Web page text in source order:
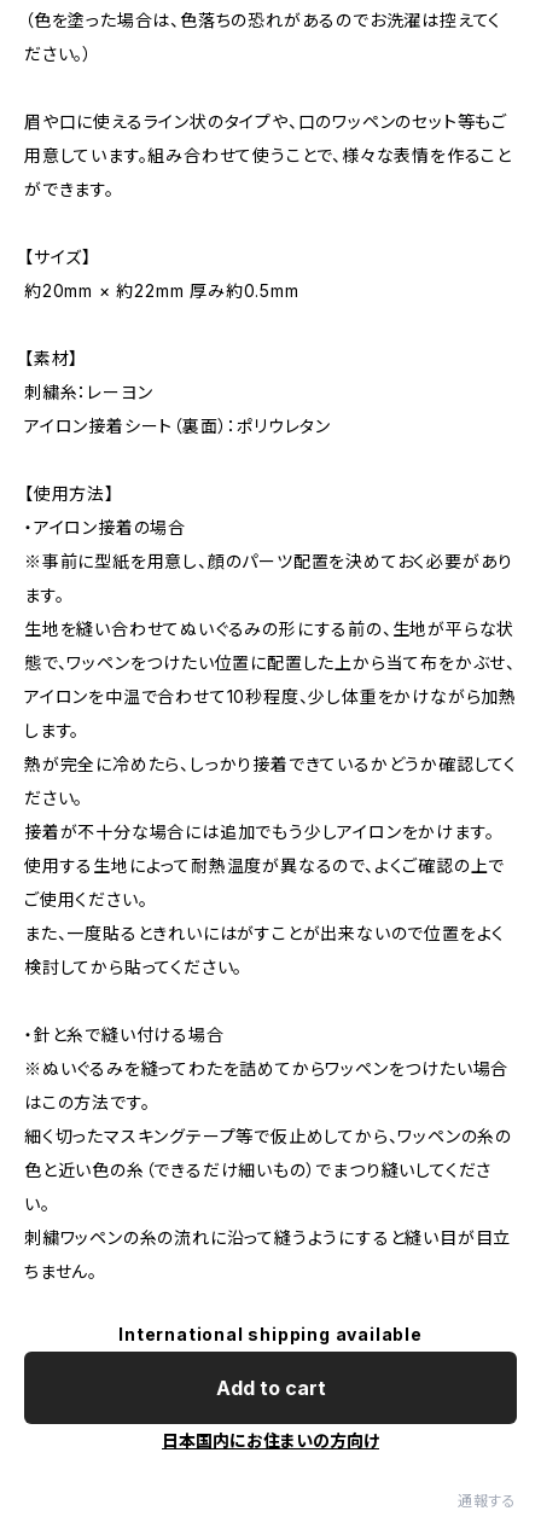
（色を塗った場合は、色落ちの恐れがあるのでお洗濯は控えてく
ださい。）
眉や口に使えるライン状のタイプや、口のワッペンのセット等もご
用意しています。組み合わせて使うことで、様々な表情を作ること
ができます。
【サイズ】
約20mm × 約22mm 厚み約0.5mm
【素材】
刺繍糸：レーヨン
アイロン接着シート（裏面）：ポリウレタン
【使用方法】
・アイロン接着の場合
※事前に型紙を用意し、顔のパーツ配置を決めておく必要があり
ます。
生地を縫い合わせてぬいぐるみの形にする前の、生地が平らな状
態で、ワッペンをつけたい位置に配置した上から当て布をかぶせ、
アイロンを中温で合わせて10秒程度、少し体重をかけながら加熱
します。
熱が完全に冷めたら、しっかり接着できているかどうか確認してく
ださい。
接着が不十分な場合には追加でもう少しアイロンをかけます。
使用する生地によって耐熱温度が異なるので、よくご確認の上で
ご使用ください。
また、一度貼るときれいにはがすことが出来ないので位置をよく
検討してから貼ってください。
・針と糸で縫い付ける場合
※ぬいぐるみを縫ってわたを詰めてからワッペンをつけたい場合
はこの方法です。
細く切ったマスキングテープ等で仮止めしてから、ワッペンの糸の
色と近い色の糸（できるだけ細いもの）でまつり縫いしてくださ
い。
刺繍ワッペンの糸の流れに沿って縫うようにすると縫い目が目立
ちません。
International shipping available
Add to cart
日本国内にお住まいの方向け
通報する